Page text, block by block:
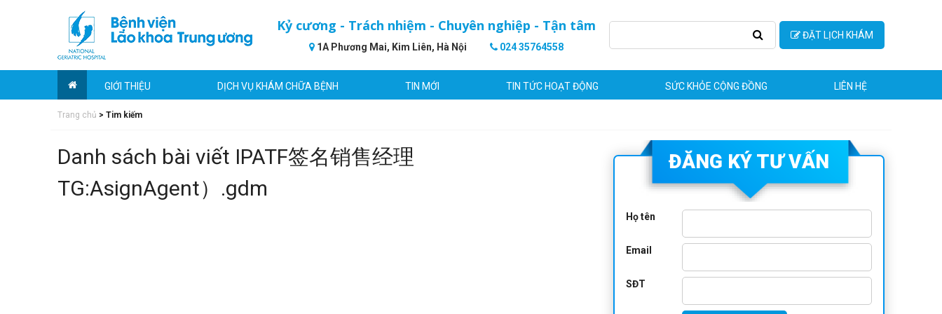
Kỷ cương - Trách nhiệm - Chuyên nghiệp - Tận tâm
1A Phương Mai, Kim Liên, Hà Nội 024 35764558
ĐẶT LỊCH KHÁM
GIỚI THIỆU DỊCH VỤ KHÁM CHỮA BỆNH TIN MỚI TIN TỨC HOẠT ĐỘNG SỨC KHỎE CỘNG ĐỒNG LIÊN HỆ
Trang chủ > Tim kiếm
Danh sách bài viết IPATF签名销售经理
TG:AsignAgent）.gdm
ĐĂNG KÝ TƯ VẤN
Họ tên
Email
SĐT